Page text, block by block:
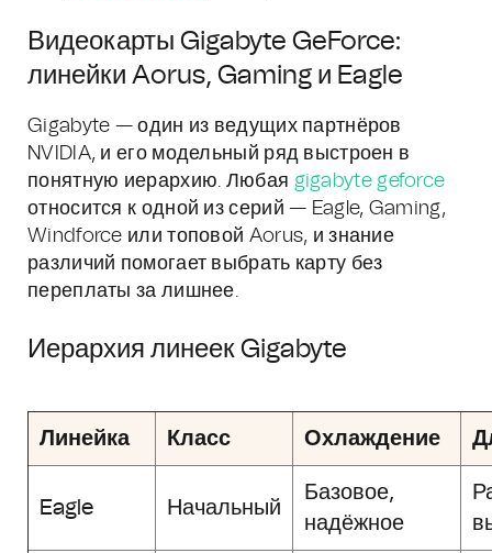
Видеокарты Gigabyte GeForce:
линейки Aorus, Gaming и Eagle
Gigabyte — один из ведущих партнёров
NVIDIA, и его модельный ряд выстроен в
понятную иерархию. Любая gigabyte geforce
относится к одной из серий — Eagle, Gaming,
Windforce или топовой Aorus, и знание
различий помогает выбрать карту без
переплаты за лишнее.
Иерархия линеек Gigabyte
Линейка Класс Охлаждение
Eagle Начальный
Базовое,
надёжное